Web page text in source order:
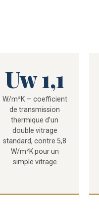
Uw 1,1
W/m²K — coefficient
de transmission
thermique d’un
double vitrage
standard, contre 5,8
W/m²K pour un
simple vitrage